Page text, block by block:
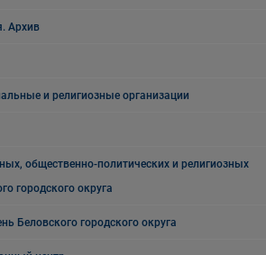
Архив
и религиозные организации
общественно-политических и религиозных
городского округа
Беловского городского округа